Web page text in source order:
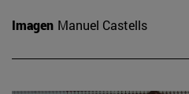
Imagen Manuel Castells